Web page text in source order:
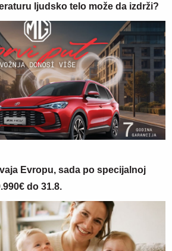
ljudsko telo može da izdrži?
Evropu, sada po specijalnoj
do 31.8.